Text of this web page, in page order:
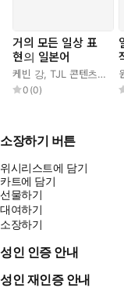
체계적으로 학습할 수
이 책의 특징
1. 그림과 함께 단어의
다음과 같은 분들께 추
1. JLPT 시험을 준비하
2. 일본어 어휘력을 쌓
3. 일본어 단어 자기주
거의 모든 일상 표
현의 일본어
케빈 강,TJL 콘텐츠 연구소
0 (0)
소장하기 버튼
위시리스트에 담기
카트에 담기
선물하기
대여하기
소장하기
성인 인증 안내
성인 재인증 안내